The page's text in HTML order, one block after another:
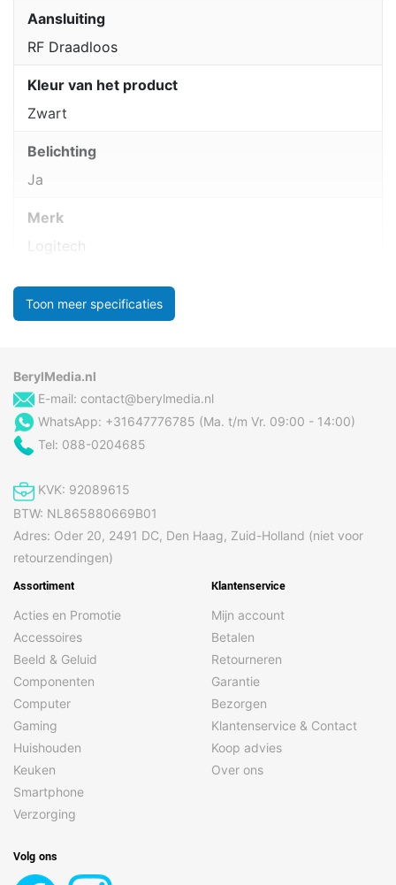
Aansluiting
RF Draadloos
Kleur van het product
Zwart
Belichting
Ja
Merk
Logitech
Toon meer specificaties
BerylMedia.nl
E-mail: contact@berylmedia.nl
WhatsApp: +31647776785 (Ma. t/m Vr. 09:00 - 14:00)
Tel: 088-0204685
KVK: 92089615
BTW: NL865880669B01
Adres: Oder 20, 2491 DC, Den Haag, Zuid-Holland (niet voor
retourzendingen)
Assortiment
Acties en Promotie
Accessoires
Beeld & Geluid
Componenten
Computer
Gaming
Huishouden
Keuken
Smartphone
Verzorging
Klantenservice
Mijn account
Betalen
Retourneren
Garantie
Bezorgen
Klantenservice & Contact
Koop advies
Over ons
Volg ons